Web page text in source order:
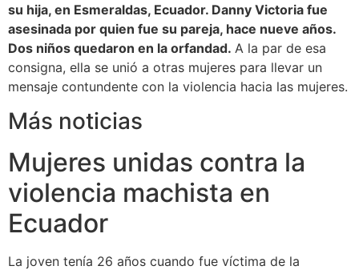
su hija, en Esmeraldas, Ecuador. Danny Victoria fue
asesinada por quien fue su pareja, hace nueve años.
Dos niños quedaron en la orfandad. A la par de esa
consigna, ella se unió a otras mujeres para llevar un
mensaje contundente con la violencia hacia las mujeres.
Más noticias
Mujeres unidas contra la
violencia machista en
Ecuador
La joven tenía 26 años cuando fue víctima de la